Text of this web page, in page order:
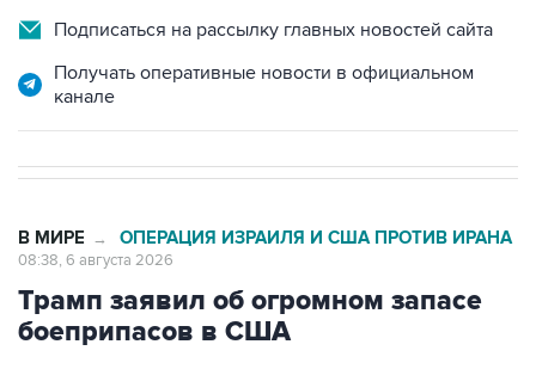
Подписаться на рассылку главных новостей сайта
Получать оперативные новости в официальном
канале
В МИРЕ → ОПЕРАЦИЯ ИЗРАИЛЯ И США ПРОТИВ ИРАНА
08:38, 6 августа 2026
Трамп заявил об огромном запасе
боеприпасов в США